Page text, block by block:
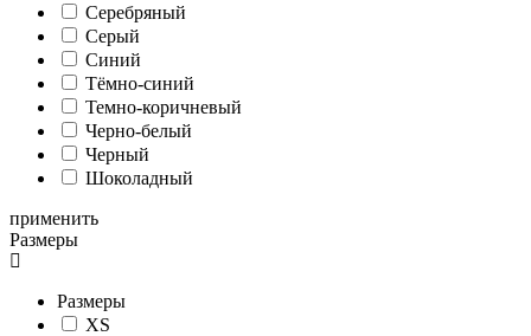
Серебряный
Серый
Синий
Тёмно-синий
Темно-коричневый
Черно-белый
Черный
Шоколадный
применить
Размеры
Размеры
XS